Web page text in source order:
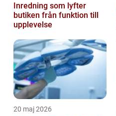
Inredning som lyfter
butiken från funktion till
upplevelse
20 maj 2026